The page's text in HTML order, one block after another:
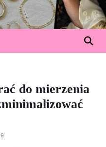
do mierzenia